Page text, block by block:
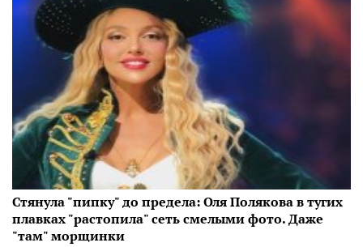
Стянула "пипку" до предела: Оля Полякова в тугих
плавках "растопила" сеть смелыми фото. Даже
"там" морщинки